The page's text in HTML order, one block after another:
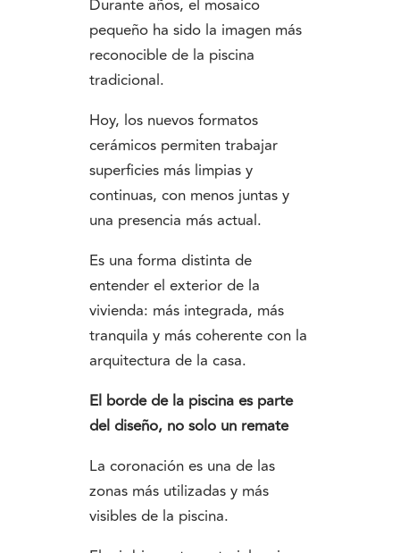
Durante años, el mosaico
pequeño ha sido la imagen más
reconocible de la piscina
tradicional.
Hoy, los nuevos formatos
cerámicos permiten trabajar
superficies más limpias y
continuas, con menos juntas y
una presencia más actual.
Es una forma distinta de
entender el exterior de la
vivienda: más integrada, más
tranquila y más coherente con la
arquitectura de la casa.
El borde de la piscina es parte
del diseño, no solo un remate
La coronación es una de las
zonas más utilizadas y más
visibles de la piscina.